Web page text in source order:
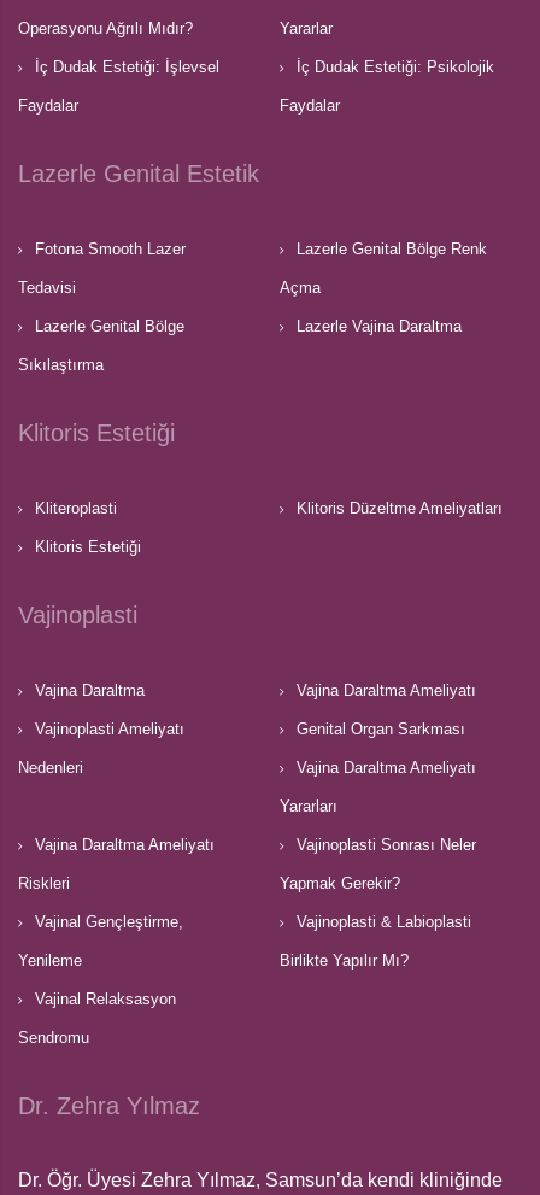
Operasyonu Ağrılı Mıdır? Yararlar
İç Dudak Estetiği: İşlevsel
Faydalar
İç Dudak Estetiği: Psikolojik
Faydalar
Lazerle Genital Estetik
Fotona Smooth Lazer
Tedavisi
Lazerle Genital Bölge Renk
Açma
Lazerle Genital Bölge
Sıkılaştırma
Lazerle Vajina Daraltma
Klitoris Estetiği
Kliteroplasti Klitoris Düzeltme Ameliyatları
Klitoris Estetiği
Vajinoplasti
Vajina Daraltma Vajina Daraltma Ameliyatı
Vajinoplasti Ameliyatı
Nedenleri
Genital Organ Sarkması
Vajina Daraltma Ameliyatı
Yararları
Vajina Daraltma Ameliyatı
Riskleri
Vajinoplasti Sonrası Neler
Yapmak Gerekir?
Vajinal Gençleştirme,
Yenileme
Vajinoplasti & Labioplasti
Birlikte Yapılır Mı?
Vajinal Relaksasyon
Sendromu
Dr. Zehra Yılmaz
Dr. Öğr. Üyesi Zehra Yılmaz, Samsun’da kendi kliniğinde